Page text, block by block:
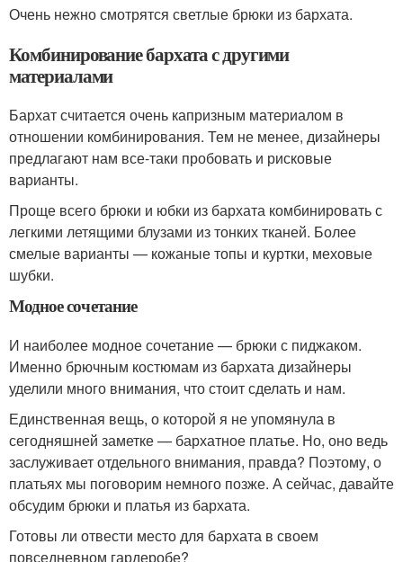
Очень нежно смотрятся светлые брюки из бархата.
Комбинирование бархата с другими
материалами
Бархат считается очень капризным материалом в
отношении комбинирования. Тем не менее, дизайнеры
предлагают нам все-таки пробовать и рисковые
варианты.
Проще всего брюки и юбки из бархата комбинировать с
легкими летящими блузами из тонких тканей. Более
смелые варианты — кожаные топы и куртки, меховые
шубки.
Модное сочетание
И наиболее модное сочетание — брюки с пиджаком.
Именно брючным костюмам из бархата дизайнеры
уделили много внимания, что стоит сделать и нам.
Единственная вещь, о которой я не упомянула в
сегодняшней заметке — бархатное платье. Но, оно ведь
заслуживает отдельного внимания, правда? Поэтому, о
платьях мы поговорим немного позже. А сейчас, давайте
обсудим брюки и платья из бархата.
Готовы ли отвести место для бархата в своем
повседневном гардеробе?